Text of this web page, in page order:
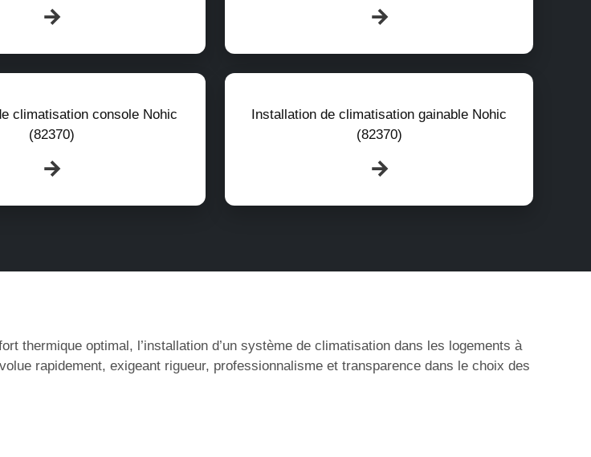
climatisation console Nohic
(82370)
Installation de climatisation gainable Nohic
(82370)
thermique optimal, l’installation d’un système de climatisation dans les logements à
rapidement, exigeant rigueur, professionnalisme et transparence dans le choix des